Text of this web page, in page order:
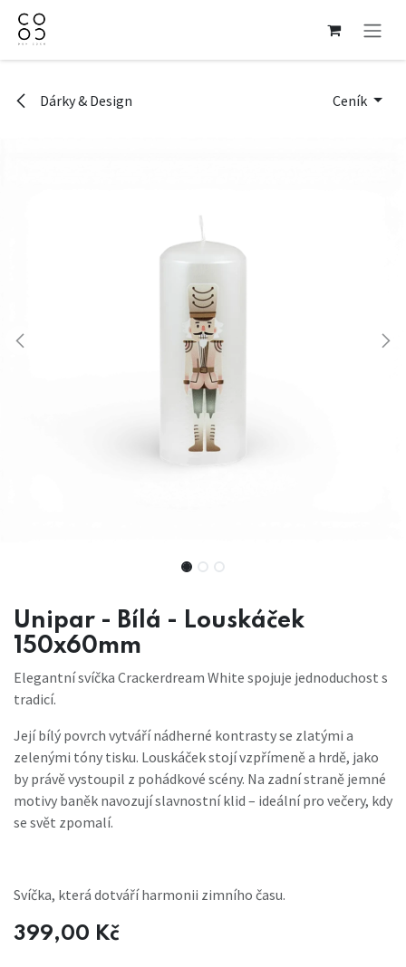
Přejít na obsah
Dárky & Design Ceník
Unipar - Bílá - Louskáček
150x60mm
Elegantní svíčka Crackerdream White spojuje jednoduchost s
tradicí.
Její bílý povrch vytváří nádherné kontrasty se zlatými a
zelenými tóny tisku. Louskáček stojí vzpřímeně a hrdě, jako
by právě vystoupil z pohádkové scény. Na zadní straně jemné
motivy baněk navozují slavnostní klid – ideální pro večery, kdy
se svět zpomalí.
Svíčka, která dotváří harmonii zimního času.
399,00 Kč